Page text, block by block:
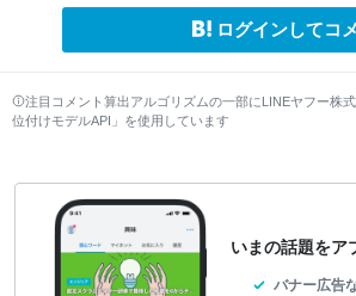
ログインしてコ
注目コメント算出アルゴリズムの一部にLINEヤフー株
位付けモデルAPI」を使用しています
いまの話題をア
バナー広告